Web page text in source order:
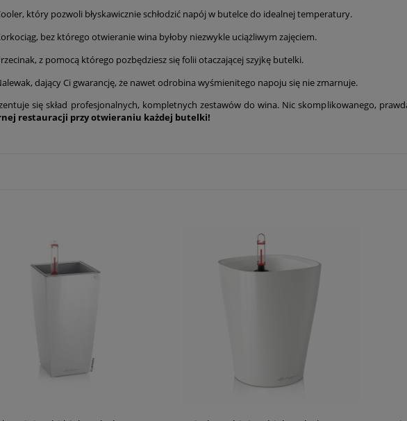
169,00 zł
186,90 zł
Cena regularna:210,00 zł
254,15 zł
który pozwoli błyskawicznie schłodzić napój w butelce do idealnej temperatury.
bez którego otwieranie wina byłoby niezwykle uciążliwym zajęciem.
z pomocą którego pozbędziesz się folii otaczającej szyjkę butelki.
dający Ci gwarancję, że nawet odrobina wyśmienitego napoju się nie zmarnuje.
się skład profesjonalnych, kompletnych zestawów do wina. Nic skomplikowanego,
restauracji przy otwieraniu każdej butelki!